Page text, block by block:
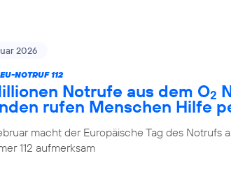
2026
NOTRUF 112
Notrufe aus dem O2
rufen Menschen Hilfe
macht der Europäische Tag des
112 aufmerksam